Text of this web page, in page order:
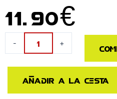
11.90€
- +
Añadir a la cesta